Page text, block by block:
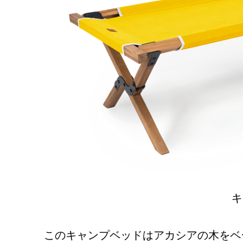
このキャンプベッドはアカシアの木を